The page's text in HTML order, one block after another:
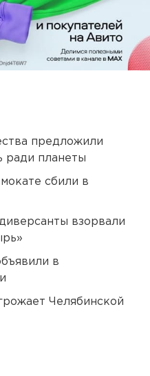
предложили
ради планеты
сбили в
взорвали
в
Челябинской